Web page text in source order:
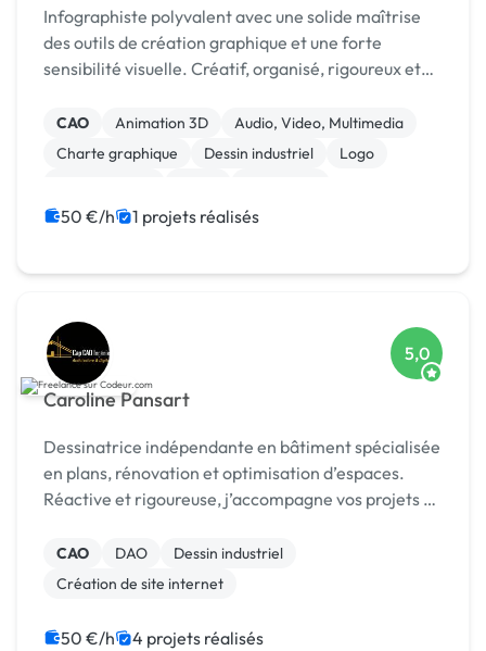
Infographiste polyvalent avec une solide maîtrise
des outils de création graphique et une forte
sensibilité visuelle. Créatif, organisé, rigoureux et
CAO Animation 3D
Audio, Video, Multimedia
Charte graphique
Dessin industriel
Logo
50 €/h 1 projets réalisés
Caroline Pansart
5,0
Dessinatrice indépendante en bâtiment spécialisée
en plans, rénovation et optimisation d’espaces.
Réactive et rigoureuse, j’accompagne vos projets de
CAO DAO
Dessin industriel
Création de site internet
50 €/h 4 projets réalisés